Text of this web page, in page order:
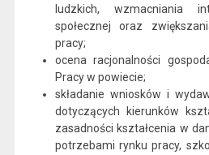
ludzkich, wzmacniania
społecznej oraz
pracy;
ocena racjonalności
Pracy w powiecie;
składanie wniosków i
dotyczących kierunków
zasadności kształcenia w
potrzebami rynku pracy,